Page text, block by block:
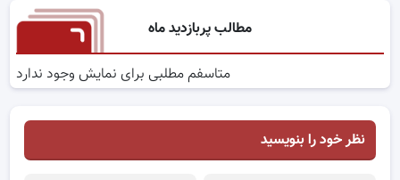
مطالب پربازدید ماه
متاسفم مطلبی برای نمایش وجود ندارد
نظر خود را بنویسید